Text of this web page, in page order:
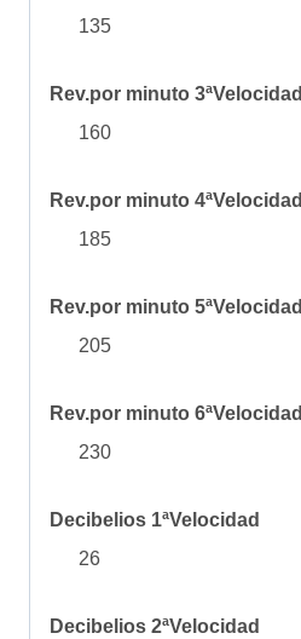
135
Rev.por minuto 3ªVelocidad
160
Rev.por minuto 4ªVelocidad
185
Rev.por minuto 5ªVelocidad
205
Rev.por minuto 6ªVelocidad
230
Decibelios 1ªVelocidad
26
Decibelios 2ªVelocidad